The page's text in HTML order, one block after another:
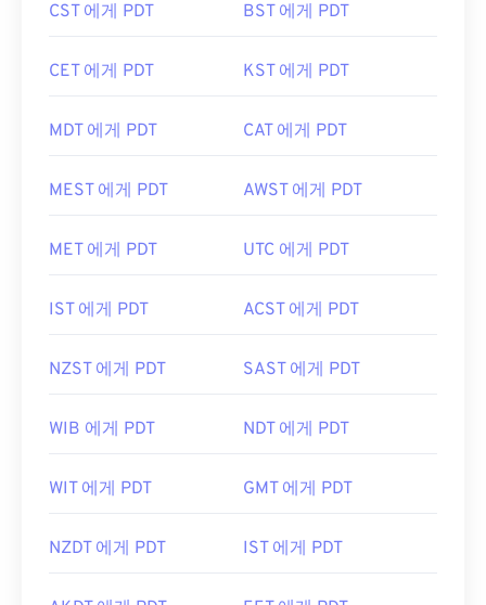
CST 에게 PDT BST 에게 PDT
CET 에게 PDT KST 에게 PDT
MDT 에게 PDT CAT 에게 PDT
MEST 에게 PDT AWST 에게 PDT
MET 에게 PDT UTC 에게 PDT
IST 에게 PDT ACST 에게 PDT
NZST 에게 PDT SAST 에게 PDT
WIB 에게 PDT NDT 에게 PDT
WIT 에게 PDT GMT 에게 PDT
NZDT 에게 PDT IST 에게 PDT